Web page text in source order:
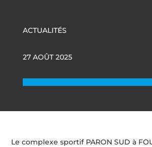
ACTUALITÉS
27 AOÛT 2025
Le complexe sportif PARON SUD à